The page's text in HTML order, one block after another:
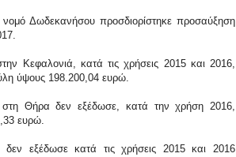
νομό Δωδεκανήσου προσδιορίστηκε προσαύξηση
Κεφαλονιά, κατά τις χρήσεις 2015 και 2016,
ύψους 198.200,04 ευρώ.
στη Θήρα δεν εξέδωσε, κατά την χρήση 2016,
ευρώ.
δεν εξέδωσε κατά τις χρήσεις 2015 και 2016